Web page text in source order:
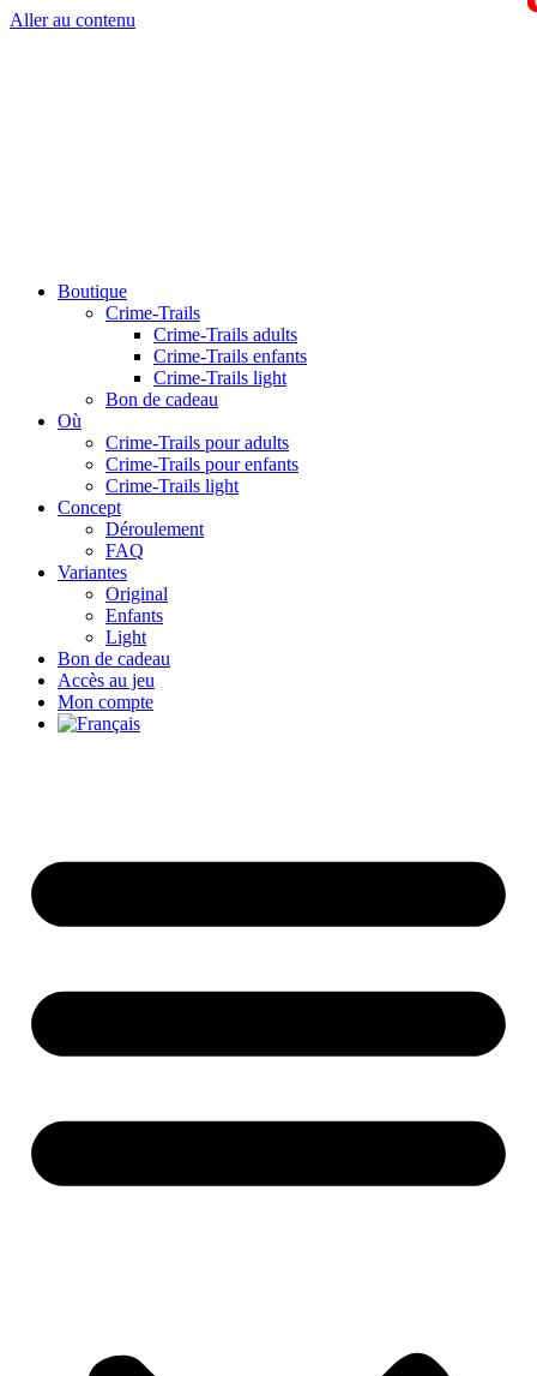
Aller au contenu
Boutique
Crime-Trails
Crime-Trails adults
Crime-Trails enfants
Crime-Trails light
Bon de cadeau
Où
Crime-Trails pour adults
Crime-Trails pour enfants
Crime-Trails light
Concept
Déroulement
FAQ
Variantes
Original
Enfants
Light
Bon de cadeau
Accès au jeu
Mon compte